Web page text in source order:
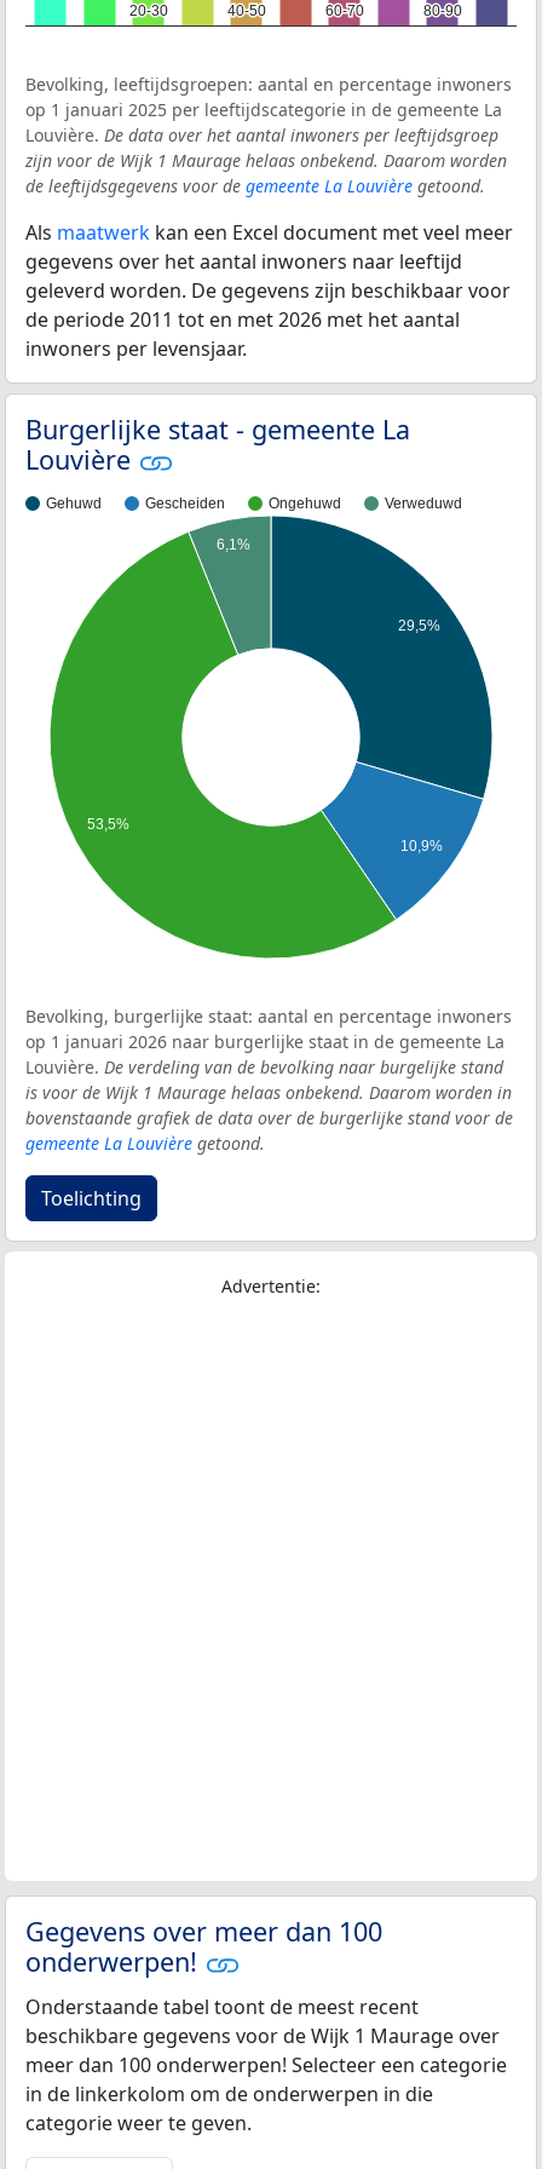
20-30
20-30
40-50
40-50
60-70
60-70
80-90
80-90
Bevolking, leeftijdsgroepen: aantal en percentage inwoners
op 1 januari 2025 per leeftijdscategorie in de gemeente La
Louvière. De data over het aantal inwoners per leeftijdsgroep
zijn voor de Wijk 1 Maurage helaas onbekend. Daarom worden
de leeftijdsgegevens voor de gemeente La Louvière getoond.
Als maatwerk kan een Excel document met veel meer
gegevens over het aantal inwoners naar leeftijd
geleverd worden. De gegevens zijn beschikbaar voor
de periode 2011 tot en met 2026 met het aantal
inwoners per levensjaar.
Burgerlijke staat - gemeente La
Louvière
Gehuwd Gescheiden Ongehuwd Verweduwd
29,5%
10,9%
6,1%
53,5%
Bevolking, burgerlijke staat: aantal en percentage inwoners
op 1 januari 2026 naar burgerlijke staat in de gemeente La
Louvière. De verdeling van de bevolking naar burgelijke stand
is voor de Wijk 1 Maurage helaas onbekend. Daarom worden in
bovenstaande grafiek de data over de burgerlijke stand voor de
gemeente La Louvière getoond.
Toelichting
Advertentie:
Gegevens over meer dan 100
onderwerpen!
Onderstaande tabel toont de meest recent
beschikbare gegevens voor de Wijk 1 Maurage over
meer dan 100 onderwerpen! Selecteer een categorie
in de linkerkolom om de onderwerpen in die
categorie weer te geven.